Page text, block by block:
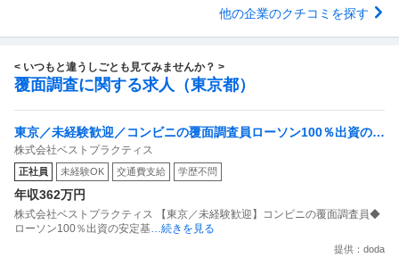
他の企業のクチコミを探す
< いつもと違うしごとも見てみませんか？ >
覆面調査に関する求人（東京都）
東京／未経験歓迎／コンビニの覆面調査員ローソン100％出資の安
定基盤／月５日在宅／残業月10時間
株式会社ベストプラクティス
正社員 未経験OK 交通費支給 学歴不問
年収362万円
株式会社ベストプラクティス 【東京／未経験歓迎】コンビニの覆面調査員◆
ローソン100％出資の安定基 …続きを見る
提供：doda